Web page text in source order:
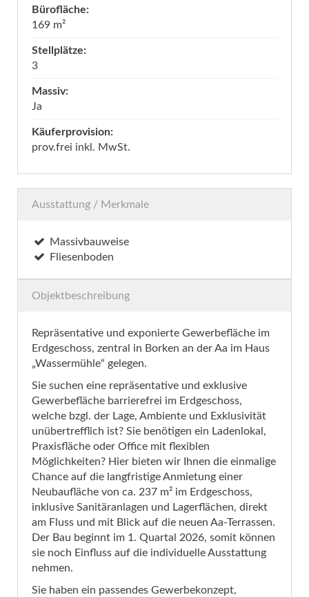
Bürofläche:
169 m²
Stellplätze:
3
Massiv:
Ja
Käuferprovision:
prov.frei inkl. MwSt.
Ausstattung / Merkmale
Massivbauweise
Fliesenboden
Objektbeschreibung
Repräsentative und exponierte Gewerbefläche im
Erdgeschoss, zentral in Borken an der Aa im Haus
„Wassermühle“ gelegen.
Sie suchen eine repräsentative und exklusive
Gewerbefläche barrierefrei im Erdgeschoss,
welche bzgl. der Lage, Ambiente und Exklusivität
unübertrefflich ist? Sie benötigen ein Ladenlokal,
Praxisfläche oder Office mit flexiblen
Möglichkeiten? Hier bieten wir Ihnen die einmalige
Chance auf die langfristige Anmietung einer
Neubaufläche von ca. 237 m² im Erdgeschoss,
inklusive Sanitäranlagen und Lagerflächen, direkt
am Fluss und mit Blick auf die neuen Aa-Terrassen.
Der Bau beginnt im 1. Quartal 2026, somit können
sie noch Einfluss auf die individuelle Ausstattung
nehmen.
Sie haben ein passendes Gewerbekonzept,